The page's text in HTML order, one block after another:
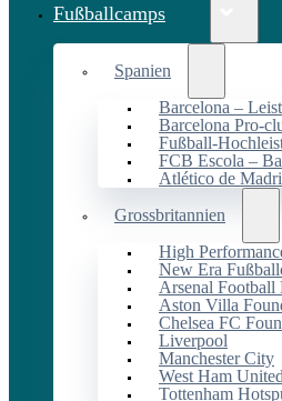
Fußballcamps
Spanien
Barcelona –
Barcelona Pro-
Fußball-
FCB Escola –
Atlético de
Grossbritannien
High
New Era
Arsenal Football
Aston Villa
Chelsea FC
Liverpool
Manchester City
West Ham United
Tottenham